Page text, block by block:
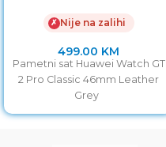
✗ Nije na zalihi
499.00 KM
Pametni sat Huawei Watch GT
2 Pro Classic 46mm Leather
Grey